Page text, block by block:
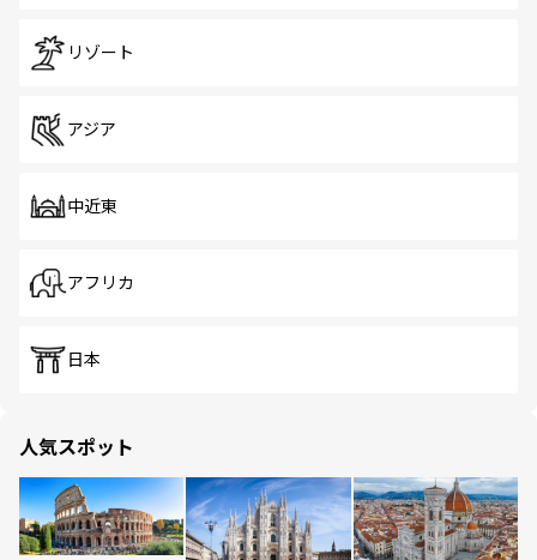
リゾート
アジア
中近東
アフリカ
日本
人気スポット